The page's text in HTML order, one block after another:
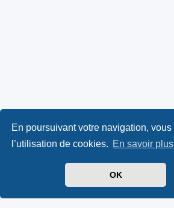
En poursuivant votre navigation, vous
l’utilisation de cookies. En savoir plus
OK